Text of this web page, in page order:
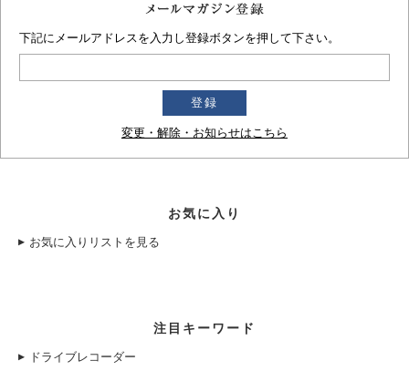
下記にメールアドレスを入力し登録ボタンを押して下さい。
変更・解除・お知らせはこちら
お気に入り
お気に入りリストを見る
注目キーワード
ドライブレコーダー